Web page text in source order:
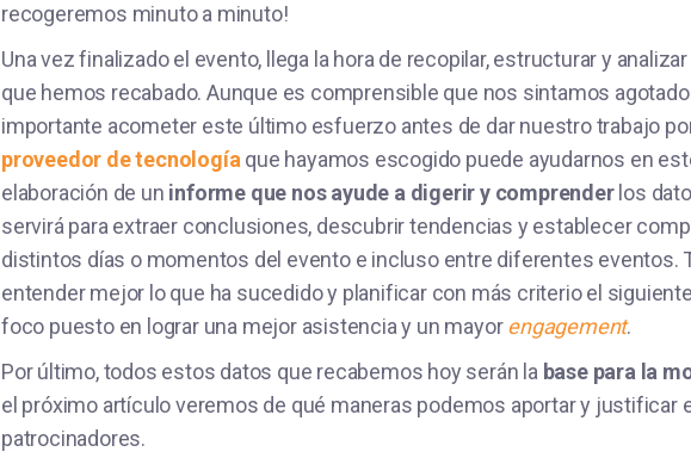
recogeremos minuto a minuto!
Una vez finalizado el evento, llega la hora de recopilar, estructurar y
que hemos recabado. Aunque es comprensible que nos sintamos
importante acometer este último esfuerzo antes de dar nuestro trabajo
proveedor de tecnologíaque hayamos escogido puede ayudarnos en
elaboración de un informe que nos ayude a digerir y comprenderlos
servirá para extraer conclusiones, descubrir tendencias y establecer
distintos días o momentos del evento e incluso entre diferentes eventos.
entender mejor lo que ha sucedido y planificar con más criterio el
foco puesto en lograr una mejor asistencia y un mayorengagement.
Por último, todos estos datos que recabemos hoy serán la base para la
el próximo artículo veremos de qué maneras podemos aportar y justificar
patrocinadores.